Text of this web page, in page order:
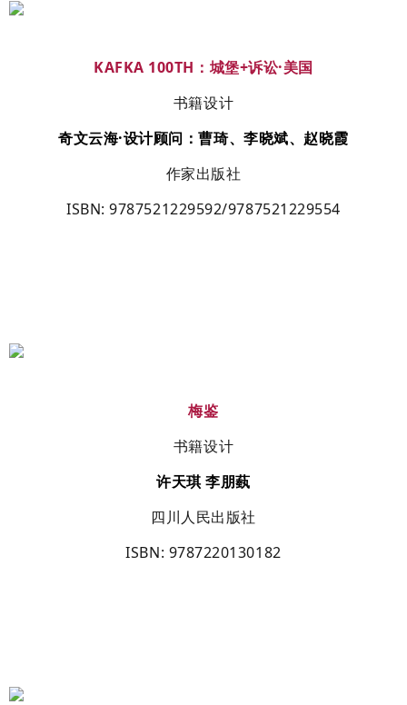
KAFKA 100TH ：城堡+诉讼·美国
书籍设计
奇文云海·设计顾问：曹琦、李晓斌、赵晓霞
作家出版社
ISBN:9787521229592/9787521229554
梅鉴
书籍设计
许天琪李朋蓺
四川人民出版社
ISBN: 9787220130182